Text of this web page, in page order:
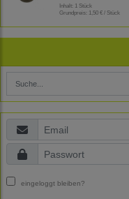
Inhalt: 1 Stück
Grundpreis: 1,50 € / Stück
eingeloggt bleiben?